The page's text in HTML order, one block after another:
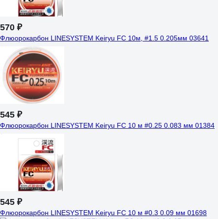
570 ₽
Флюорокарбон LINESYSTEM Keiryu FC 10м, #1.5 0.205мм 03641
545 ₽
Флюорокарбон LINESYSTEM Keiryu FC 10 м #0.25 0.083 мм 01384
545 ₽
Флюорокарбон LINESYSTEM Keiryu FC 10 м #0.3 0.09 мм 01698